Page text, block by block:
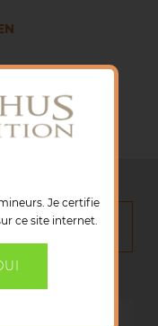
Je certifie
ce site internet.